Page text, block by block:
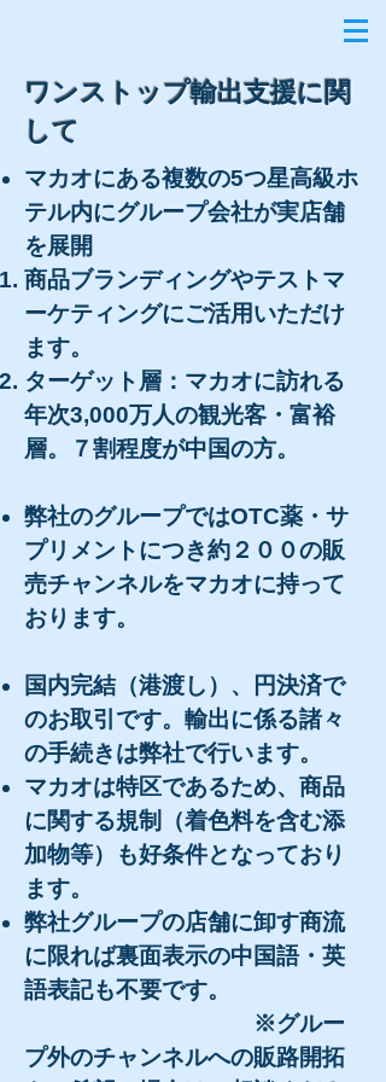
ワンストップ輸出支援に関
して
マカオにある複数の5つ星高級ホ
テル内にグループ会社が実店舗
を展開
商品ブランディングやテストマ
ーケティングにご活用いただけ
ます。
ターゲット層：マカオに訪れる
年次3,000万人の観光客・富裕
層。７割程度が中国の方。
​弊社のグループではOTC薬・サ
プリメントにつき約２００の販
売チャンネルをマカオに持って
おります。
国内完結（港渡し）、円決済で
のお取引です。輸出に係る諸々
の手続きは弊社で行います。
​​マカオは特区であるため、商品
に関する規制（着色料を含む添
加物等）も好条件となっており
ます。
​弊社グループの店舗に卸す商流
に限れば裏面表示の中国語・英
語表記も不要です。​
※グルー
プ外のチャンネルへの販路開拓